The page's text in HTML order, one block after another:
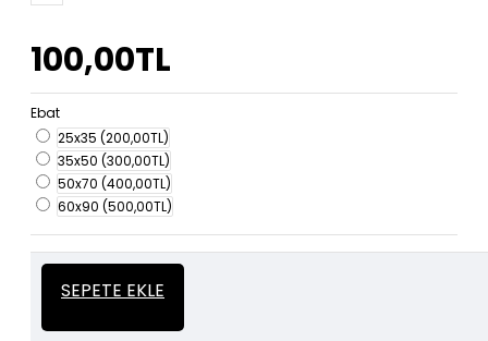
100,00TL
Ebat
25x35 (200,00TL)
35x50 (300,00TL)
50x70 (400,00TL)
60x90 (500,00TL)
SEPETE EKLE
Kalın
İtalyan Sıva ve Dekorasyon amaçlı
kullanılan kalın stencil siparişleriniz için
geçebilirsiniz.